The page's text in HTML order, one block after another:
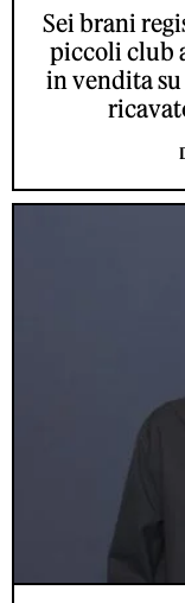
Sei brani
piccoli club
in vendita